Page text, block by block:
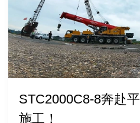
STC2000C8-8奔赴
施工！